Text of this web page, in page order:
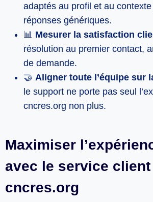
adaptés au profil et au
réponses génériques.
📊 Mesurer la satisfaction
résolution au premier contact,
de demande.
🤝 Aligner toute l’équipe sur
le support ne porte pas seul
cncres.org non plus.
Maximiser
avec le service client
cncres.org